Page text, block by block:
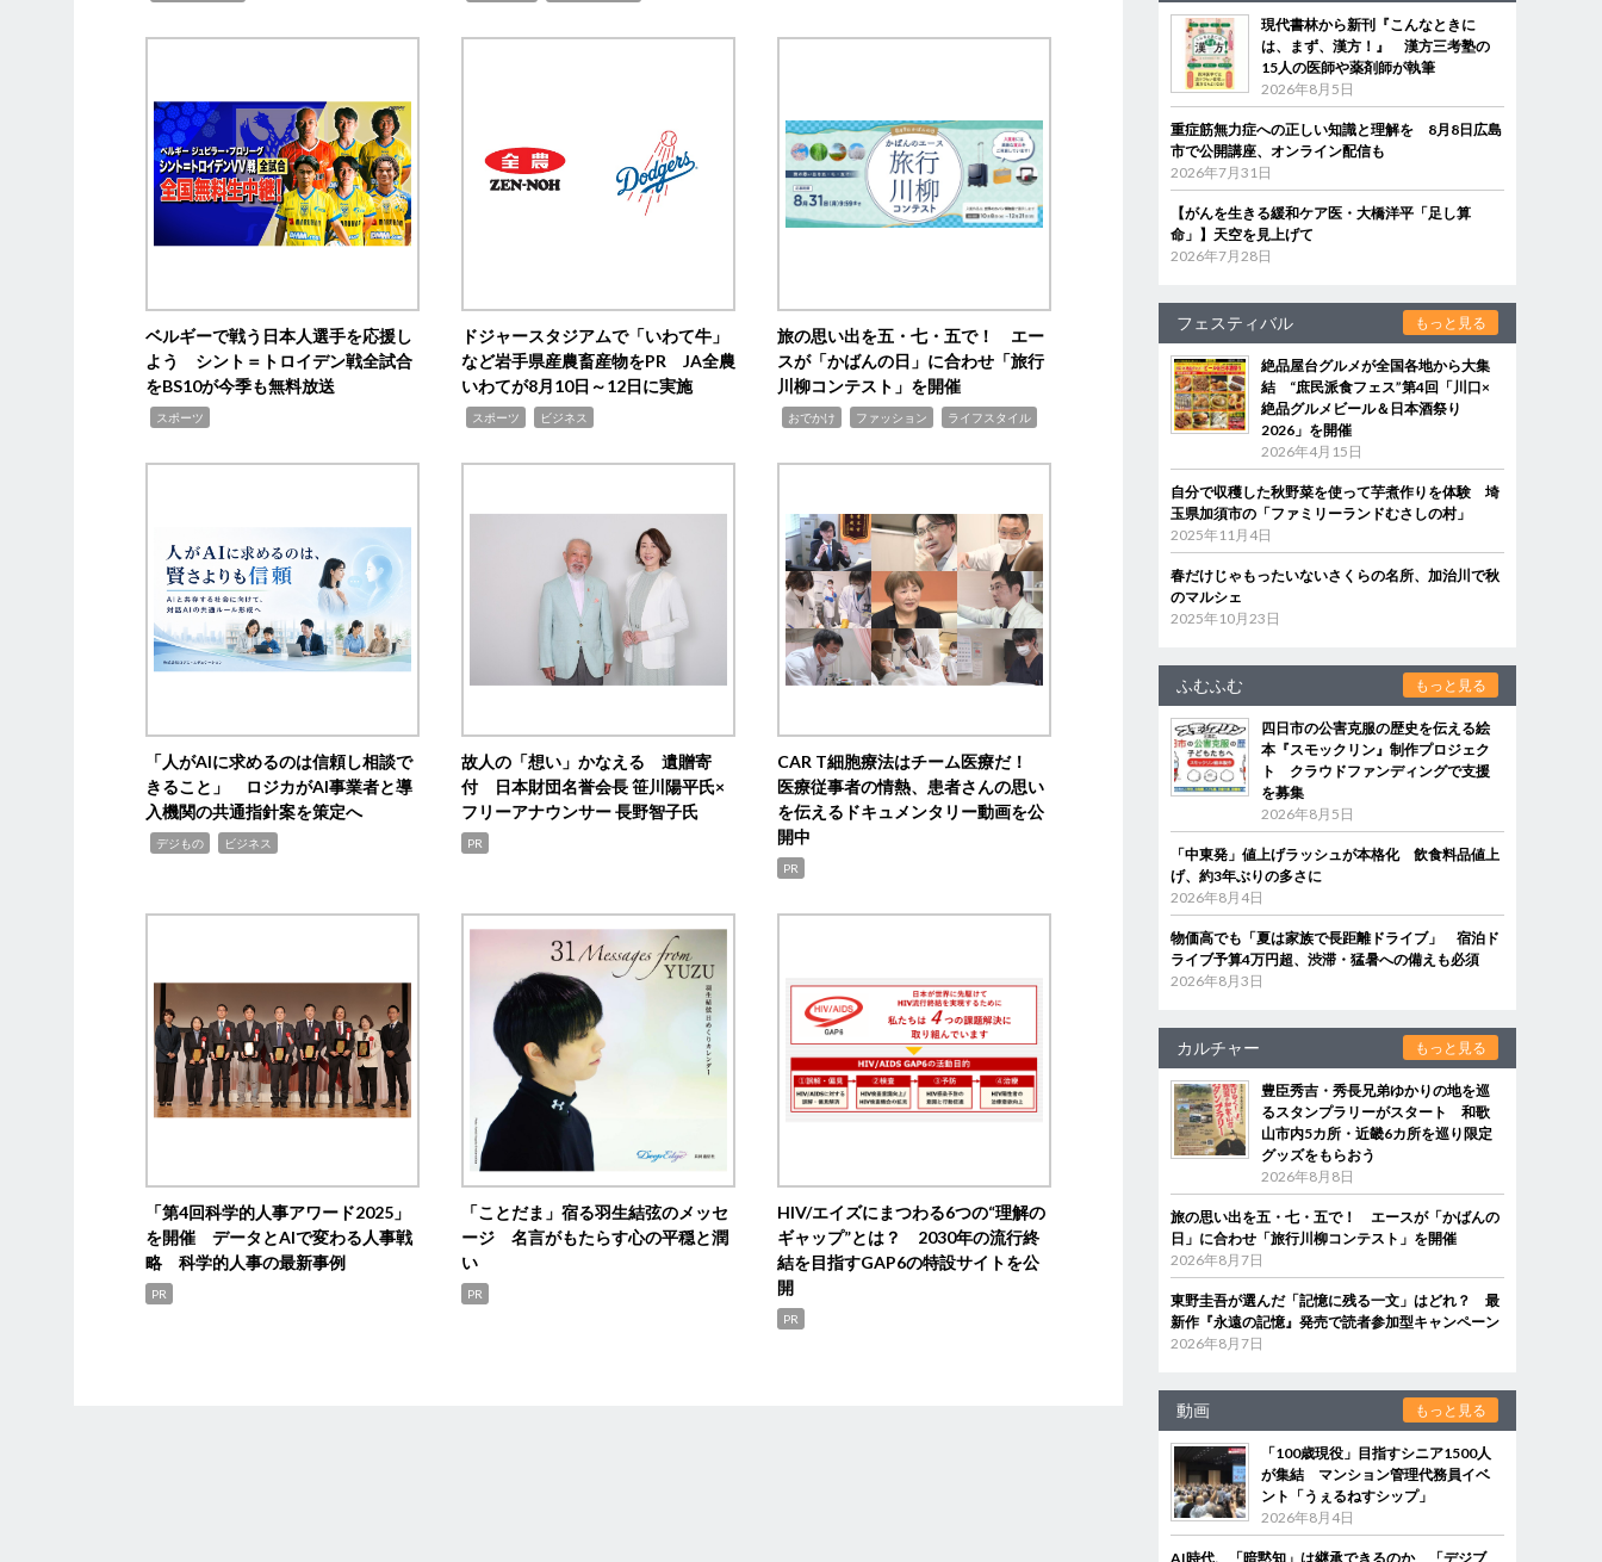
ベルギーで戦う日本人選手を応援し
よう シント＝トロイデン戦全試合
をBS10が今季も無料放送
スポーツ
ドジャースタジアムで「いわて牛」
など岩手県産農畜産物をPR JA全農
いわてが8月10日～12日に実施
スポーツ ビジネス
旅の思い出を五・七・五で！ エー
スが「かばんの日」に合わせ「旅行
川柳コンテスト」を開催
おでかけ ファッション ライフスタイル
「人がAIに求めるのは信頼し相談で
きること」 ロジカがAI事業者と導
入機関の共通指針案を策定へ
デジもの ビジネス
故人の「想い」かなえる 遺贈寄
付 日本財団名誉会長 笹川陽平氏×
フリーアナウンサー 長野智子氏
PR
CAR T細胞療法はチーム医療だ！
医療従事者の情熱、患者さんの思い
を伝えるドキュメンタリー動画を公
開中
PR
「第4回科学的人事アワード2025」
を開催 データとAIで変わる人事戦
略 科学的人事の最新事例
PR
「ことだま」宿る羽生結弦のメッセ
ージ 名言がもたらす心の平穏と潤
い
PR
HIV/エイズにまつわる6つの“理解の
ギャップ”とは？ 2030年の流行終
結を目指すGAP6の特設サイトを公
開
PR
現代書林から新刊『こんなときに
は、まず、漢方！』 漢方三考塾の
15人の医師や薬剤師が執筆
2026年8月5日
重症筋無力症への正しい知識と理解を 8月8日広島
市で公開講座、オンライン配信も
2026年7月31日
【がんを生きる緩和ケア医・大橋洋平「足し算
命」】天空を見上げて
2026年7月28日
フェスティバル もっと見る
絶品屋台グルメが全国各地から大集
結 “庶民派食フェス”第4回「川口×
絶品グルメビール＆日本酒祭り
2026」を開催
2026年4月15日
自分で収穫した秋野菜を使って芋煮作りを体験 埼
玉県加須市の「ファミリーランドむさしの村」
2025年11月4日
春だけじゃもったいないさくらの名所、加治川で秋
のマルシェ
2025年10月23日
ふむふむ もっと見る
四日市の公害克服の歴史を伝える絵
本『スモックリン』制作プロジェク
ト クラウドファンディングで支援
を募集
2026年8月5日
「中東発」値上げラッシュが本格化 飲食料品値上
げ、約3年ぶりの多さに
2026年8月4日
物価高でも「夏は家族で長距離ドライブ」 宿泊ド
ライブ予算4万円超、渋滞・猛暑への備えも必須
2026年8月3日
カルチャー もっと見る
豊臣秀吉・秀長兄弟ゆかりの地を巡
るスタンプラリーがスタート 和歌
山市内5カ所・近畿6カ所を巡り限定
グッズをもらおう
2026年8月8日
旅の思い出を五・七・五で！ エースが「かばんの
日」に合わせ「旅行川柳コンテスト」を開催
2026年8月7日
東野圭吾が選んだ「記憶に残る一文」はどれ？ 最
新作『永遠の記憶』発売で読者参加型キャンペーン
2026年8月7日
動画 もっと見る
「100歳現役」目指すシニア1500人
が集結 マンション管理代務員イベ
ント「うぇるねすシップ」
2026年8月4日
AI時代、「暗黙知」は継承できるのか 「デジブ